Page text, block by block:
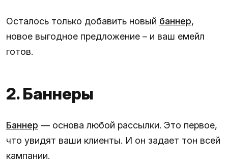
Осталось только добавить новый баннер,
новое выгодное предложение – и ваш емейл
готов.
2. Баннеры
Баннер — основа любой рассылки. Это первое,
что увидят ваши клиенты. И он задает тон всей
кампании.